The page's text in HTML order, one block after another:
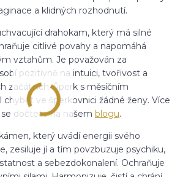
a klidných rozhodnutí.
drahokam, který má silné
citlivé povahy a napomáhá
vztahům. Je považován za
pozitivně na intuici, tvořivost a
začátcích. Šperk s měsíčním
ve šperkovnici žádné ženy. Více
dočtete na našem blogu.
který uvádí energii svého
zesiluje jí a tím povzbuzuje psychiku,
a sebezdokonalení. Ochraňuje